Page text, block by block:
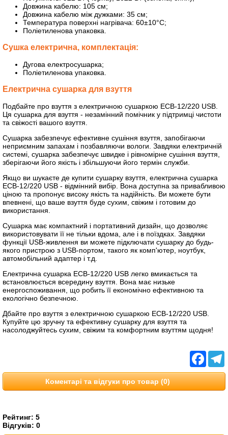
Довжина кабелю: 105 см;
Довжина кабелю між дужками: 35 см;
Температура поверхні нагрівача: 60±10°C;
Поліетиленова упаковка.
Сушка електрична, комплектація:
Дугова електросушарка;
Поліетиленова упаковка.
Електрична сушарка для взуття
Подбайте про взуття з електричною сушаркою ЕСВ-12/220 USB.
Ця сушарка для взуття - незамінний помічник у підтримці чистоти
та свіжості вашого взуття.
Сушарка забезпечує ефективне сушіння взуття, запобігаючи
неприємним запахам і позбавляючи вологи. Завдяки електричній
системі, сушарка забезпечує швидке і рівномірне сушіння взуття,
зберігаючи його якість і збільшуючи його термін служби.
Якщо ви шукаєте де купити сушарку взуття, електрична сушарка
ЕСВ-12/220 USB - відмінний вибір. Вона доступна за привабливою
ціною та пропонує високу якість та надійність. Ви можете бути
впевнені, що ваше взуття буде сухим, свіжим і готовим до
використання.
Сушарка має компактний і портативний дизайн, що дозволяє
використовувати її не тільки вдома, але і в поїздках. Завдяки
функції USB-живлення ви можете підключати сушарку до будь-
якого пристрою з USB-портом, такого як комп'ютер, ноутбук,
автомобільний адаптер і т.д.
Електрична сушарка ЕСВ-12/220 USB легко вмикається та
встановлюється всередину взуття. Вона має низьке
енергоспоживання, що робить її економічно ефективною та
екологічно безпечною.
Дбайте про взуття з електричною сушаркою ЕСВ-12/220 USB.
Купуйте цю зручну та ефективну сушарку для взуття та
насолоджуйтесь сухим, свіжим та комфортним взуттям щодня!
Коментарі та відгуки про товар (0)
Рейтинг: 5
Відгуків: 0